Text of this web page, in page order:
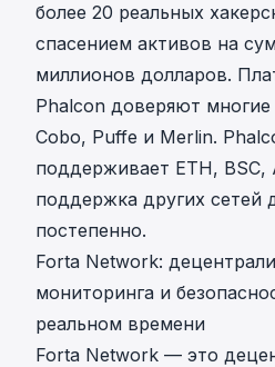
более 20 реальных
спасением активов на
миллионов долларов.
Phalcon доверяют
Cobo, Puffe и Merlin.
поддерживает ETH,
поддержка других сетей
постепенно.
Forta Network:
мониторинга и
реальном времени
Forta Network — это